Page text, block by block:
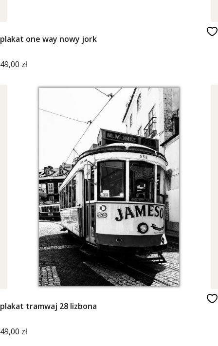
plakat one way nowy jork
Cena
49,00 zł
plakat tramwaj 28 lizbona
Cena
49,00 zł